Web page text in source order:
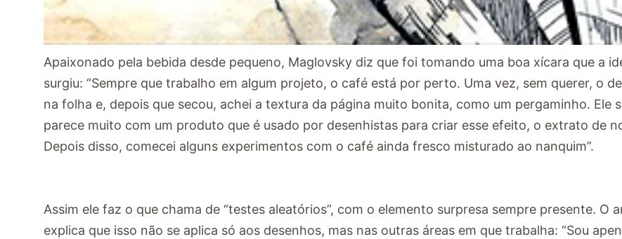
Apaixonado pela bebida desde pequeno, Maglovsky diz que foi tomando uma boa xícara que a
surgiu: “Sempre que trabalho em algum projeto, o café está por perto. Uma vez, sem querer, o
na folha e, depois que secou, achei a textura da página muito bonita, como um pergaminho. Ele
parece muito com um produto que é usado por desenhistas para criar esse efeito, o extrato de
Depois disso, comecei alguns experimentos com o café ainda fresco misturado ao nanquim”.
Assim ele faz o que chama de “testes aleatórios”, com o elemento surpresa sempre presente. O
explica que isso não se aplica só aos desenhos, mas nas outras áreas em que trabalha: “Sou